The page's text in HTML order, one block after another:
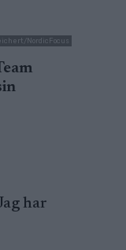
NordicFocus
har